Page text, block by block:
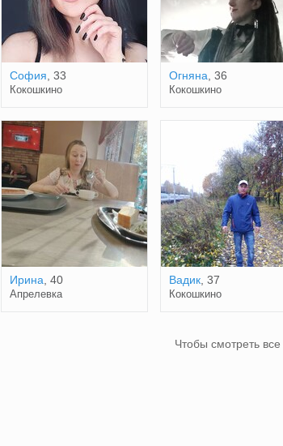
София , 33
Кокошкино
Огняна , 36
Кокошкино
Ирина , 40
Апрелевка
Вадик, 37
Кокошкино
Чтобы смотреть